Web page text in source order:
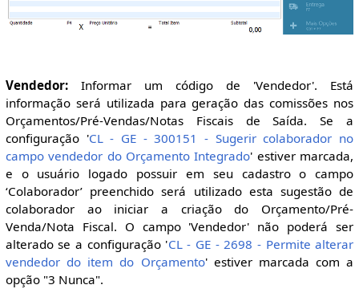
Vendedor: Informar um código de 'Vendedor'. Está
informação será utilizada para geração das comissões nos
Orçamentos/Pré-Vendas/Notas Fiscais de Saída. Se a
configuração 'CL - GE - 300151 - Sugerir colaborador no
campo vendedor do Orçamento Integrado' estiver marcada,
e o usuário logado possuir em seu cadastro o campo
‘Colaborador’ preenchido será utilizado esta sugestão de
colaborador ao iniciar a criação do Orçamento/Pré-
Venda/Nota Fiscal. O campo 'Vendedor' não poderá ser
alterado se a configuração 'CL - GE - 2698 - Permite alterar
vendedor do item do Orçamento' estiver marcada com a
opção "3 Nunca".